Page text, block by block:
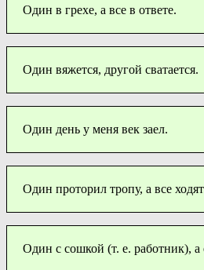
Один в грехе, а все в ответе.
Один вяжется, другой сватается.
Один день у меня век заел.
Один проторил тропу, а все
Один с сошкой (т. е. работник), а